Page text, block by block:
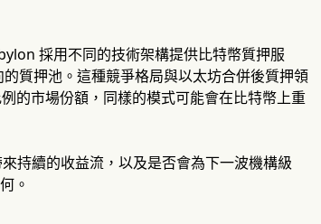
採用不同的技術架構提供比特幣質押服
質押池。這種競爭格局與以太坊合併後質押領
市場份額，同樣的模式可能會在比特幣上重
持續的收益流，以及是否會為下一波機構級
。